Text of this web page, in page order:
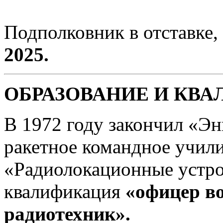
Подполковник в
2025.
ОБРАЗОВАНИЕ И
В 1972 году закончил
ракетное командное
«Радиолокационные
квалификация «офицер
радиотехник».